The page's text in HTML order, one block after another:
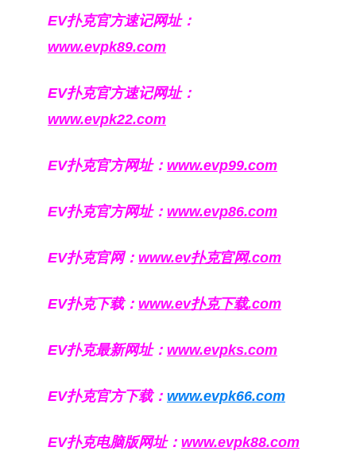
EV扑克官方速记网址：
www.evpk89.com
EV扑克官方速记网址：
www.evpk22.com
EV扑克官方网址： www.evp99.com
EV扑克官方网址： www.evp86.com
EV扑克官网： www.ev扑克官网.com
EV扑克下载： www.ev扑克下载.com
EV扑克最新网址： www.evpks.com
EV扑克官方下载： www.evpk66.com
EV扑克电脑版网址： www.evpk88.com